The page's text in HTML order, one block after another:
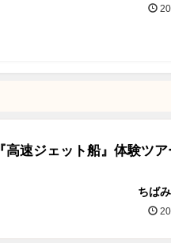
高速ジェット船』体験ツア
ちば